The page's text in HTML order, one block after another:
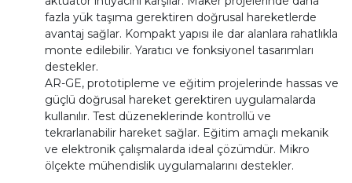
fazla yük taşıma gerektiren doğrusal hareketlerde
avantaj sağlar. Kompakt yapısı ile dar alanlara rahatlıkla
monte edilebilir. Yaratıcı ve fonksiyonel tasarımları
destekler.
AR-GE, prototipleme ve eğitim projelerinde hassas ve
güçlü doğrusal hareket gerektiren uygulamalarda
kullanılır. Test düzeneklerinde kontrollü ve
tekrarlanabilir hareket sağlar. Eğitim amaçlı mekanik
ve elektronik çalışmalarda ideal çözümdür. Mikro
ölçekte mühendislik uygulamalarını destekler.